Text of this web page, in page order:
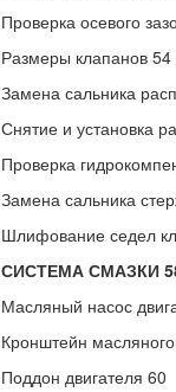
Проверка осевого
Размеры клапанов 54
Замена сальника
Снятие и установка
Проверка
Замена сальника
Шлифование седел
СИСТЕМА СМАЗКИ
Масляный насос
Кронштейн
Поддон двигателя 60